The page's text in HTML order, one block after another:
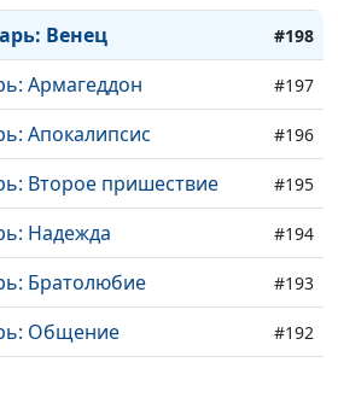
Венец #198
Армагеддон #197
Апокалипсис #196
Второе пришествие #195
Надежда #194
Братолюбие #193
Общение #192